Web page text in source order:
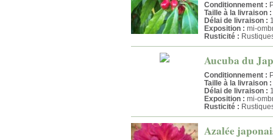
Conditionnement :
Taille à la livraison :
Délai de livraison :
Exposition : mi-
Rusticité :
Aucuba du
Conditionnement :
Taille à la livraison :
Délai de livraison :
Exposition : mi-
Rusticité :
Azalée